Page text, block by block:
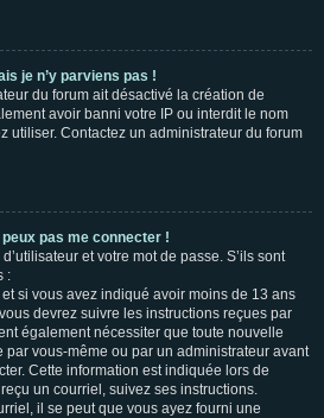
je n’y parviens pas !
du forum ait désactivé la création de
avoir banni votre IP ou interdit le nom
utiliser. Contactez un administrateur du forum
pas me connecter !
et votre mot de passe. S’ils sont
:
si vous avez indiqué avoir moins de 13 ans
devrez suivre les instructions reçues par
également nécessiter que toute nouvelle
par vous-même ou par un administrateur avant
Cette information est indiquée lors de
un courriel, suivez ses instructions.
il se peut que vous ayez fourni une